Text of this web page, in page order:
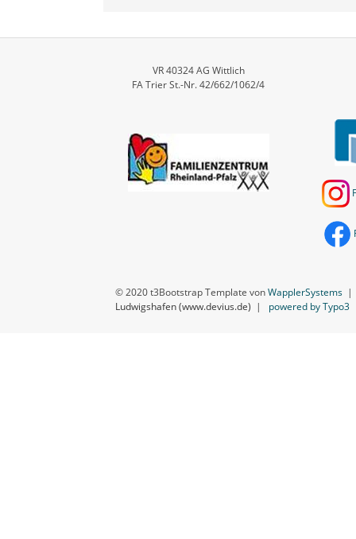
VR 40324 AG Wittlich
FA Trier St.-Nr. 42/662/1062/4
© 2020 t3Bootstrap Template vonWapplerSystems
Ludwigshafen (www.devius.de) | powered by Typo3